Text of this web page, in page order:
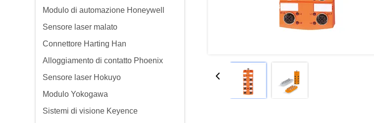
Modulo di automazione Honeywell
Sensore laser malato
Connettore Harting Han
Alloggiamento di contatto Phoenix
Sensore laser Hokuyo
Modulo Yokogawa
Sistemi di visione Keyence